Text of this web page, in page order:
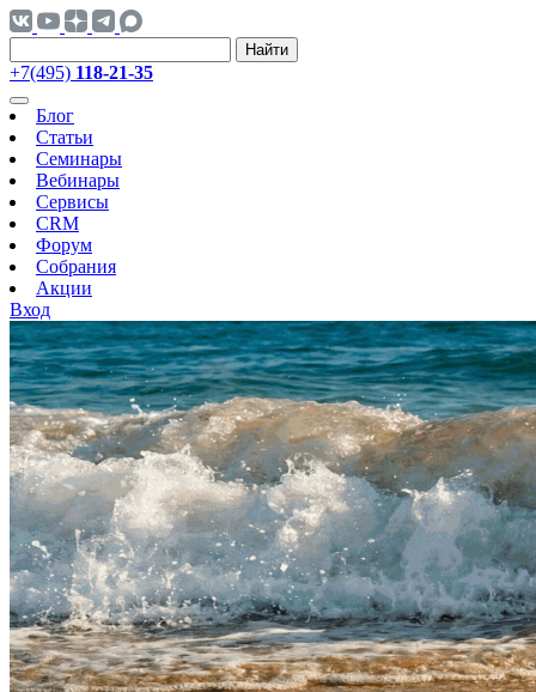
Найти
+7(495) 118-21-35
Блог
Статьи
Семинары
Вебинары
Сервисы
CRM
Форум
Собрания
Акции
Вход